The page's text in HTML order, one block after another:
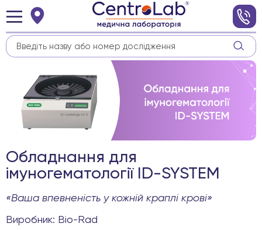
Обладнання для
імуногематології ID-SYSTEM
«Ваша впевненість у кожній краплі крові»
Виробник: Bio-Rad